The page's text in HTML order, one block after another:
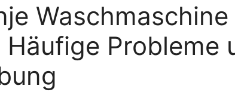
Häufige Probleme